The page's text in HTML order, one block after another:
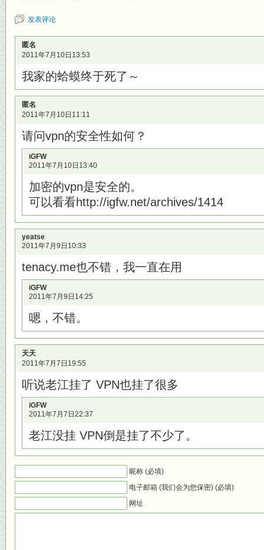
发表评论
匿名
2011年7月10日13:53
我家的蛤蟆终于死了～
匿名
2011年7月10日11:11
请问vpn的安全性如何？
iGFW
2011年7月10日13:40
加密的vpn是安全的。
可以看看http://igfw.net/archives/1414
yeatse
2011年7月9日10:33
tenacy.me也不错，我一直在用
iGFW
2011年7月9日14:25
嗯，不错。
天天
2011年7月7日19:55
听说老江挂了 VPN也挂了很多
iGFW
2011年7月7日22:37
老江没挂 VPN倒是挂了不少了。
昵称 (必填)
电子邮箱 (我们会为您保密) (必填)
网址